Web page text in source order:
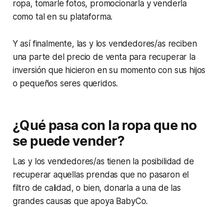
ropa, tomarle fotos, promocionarla y venderla
como tal en su plataforma.
Y así finalmente, las y los vendedores/as reciben
una parte del precio de venta para recuperar la
inversión que hicieron en su momento con sus hijos
o pequeños seres queridos.
¿Qué pasa con la ropa que no
se puede vender?
Las y los vendedores/as tienen la posibilidad de
recuperar aquellas prendas que no pasaron el
filtro de calidad, o bien, donarla a una de las
grandes causas que apoya BabyCo.